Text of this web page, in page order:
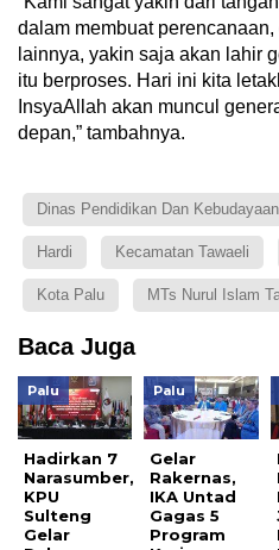
dalam membuat
lainnya, yakin saja akan lahir
itu berproses. Hari ini kita
InsyaAllah akan muncul
depan,” tambahnya.
Dinas Pendidikan Dan
Hardi Kecamatan Tawaeli
Kota Palu MTs Nurul Islam
Baca Juga
Palu
Hadirkan 7
Narasumber,
KPU
Sulteng
Gelar
Palu
Gelar
Rakernas,
IKA Untad
Gagas 5
Program